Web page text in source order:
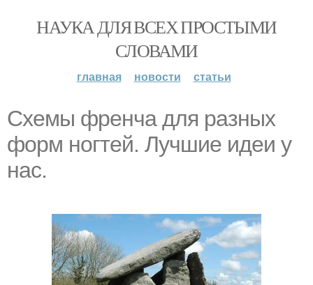
НАУКА ДЛЯ ВСЕХ ПРОСТЫМИ
СЛОВАМИ
главная новости статьи
Схемы френча для разных
форм ногтей. Лучшие идеи у
нас.